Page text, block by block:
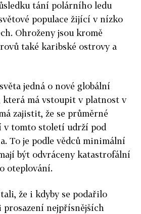
tání polárního ledu
populace žijící v nízko
Ohroženy jsou kromě
také karibské ostrovy a
jedná o nové globální
která má vstoupit v platnost v
zajistit, že se průměrné
v tomto století udrží pod
To je podle vědců minimální
být odvráceny katastrofální
oteplování.
že i kdyby se podařilo
nejpřísnějších